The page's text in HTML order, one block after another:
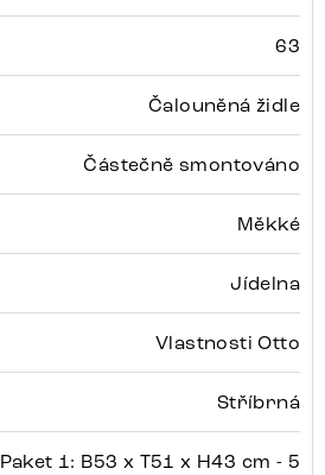
63
Čalouněná židle
Částečně smontováno
Měkké
Jídelna
Vlastnosti Otto
Stříbrná
Paket 1: B53 x T51 x H43 cm - 5